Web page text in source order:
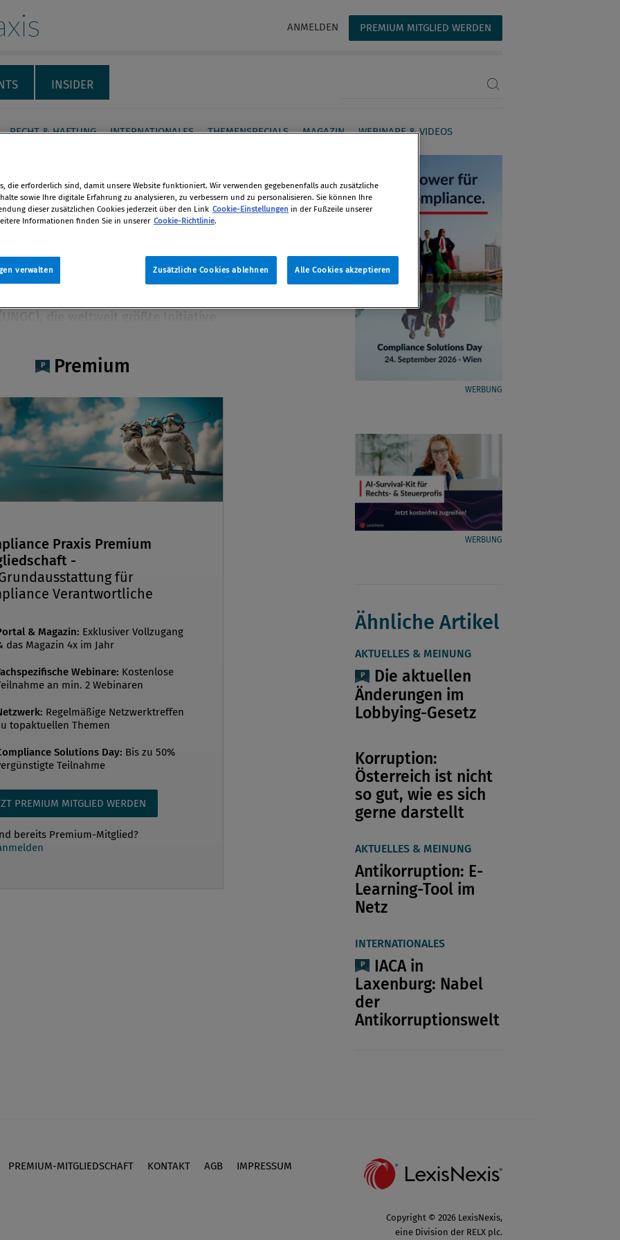
ANMELDEN PREMIUM MITGLIED WERDEN
INSIDER
RECHT & HAFTUNG INTERNATIONALES THEMENSPECIALS MAGAZIN WEBINARE & VIDEOS
von Transparency
und UN Global
des Jahres organisieren
die weltweit größte Initiative
Workshops zu Compliance-
Arbeitsgruppe ist stetig
offen. Dr. Franz Hofbauer, Beirat
International Österreich,
Hofbauer
2010 / Erschienen in Compliance
wurde von Transparency International
eine Arbeitsgruppe gegründet, die
zur Diskussion von Compliance-Themen
wir uns gleich eines der schwierigsten
Nach einer ernüchternden
der gelebten Praxis haben sich die 12
den Möglichkeiten und Chancen
positive Ansätze zu...
Premium
Praxis Premium
-
für
Verantwortliche
& Magazin: Exklusiver Vollzugang
das Magazin 4x im Jahr
Webinare: Kostenlose
an min. 2 Webinaren
Regelmäßige Netzwerktreffen
topaktuellen Themen
Solutions Day: Bis zu 50%
Teilnahme
PREMIUM MITGLIED WERDEN
bereits Premium-Mitglied?
WERBUNG
WERBUNG
Ähnliche Artikel
AKTUELLES & MEINUNG
Die aktuellen
Änderungen im
Lobbying-Gesetz
Korruption:
Österreich ist nicht
so gut, wie es sich
gerne darstellt
AKTUELLES & MEINUNG
Antikorruption: E-
Learning-Tool im
Netz
INTERNATIONALES
IACA in
Laxenburg: Nabel
der
Antikorruptionswelt
PREMIUM-MITGLIEDSCHAFT KONTAKT AGB IMPRESSUM
Copyright © 2026 LexisNexis,
eine Division der RELX plc.
die erforderlich sind, damit unsere Website funktioniert. Wir verwenden gegebenenfalls auch zusätzliche
sowie Ihre digitale Erfahrung zu analysieren, zu verbessern und zu personalisieren. Sie können Ihre
dieser zusätzlichen Cookies jederzeit über den Link Cookie-Einstellungen in der Fußzeile unserer
Informationen finden Sie in unserer Cookie-Richtlinie.
Zusätzliche Cookies ablehnen Alle Cookies akzeptieren
verwalten